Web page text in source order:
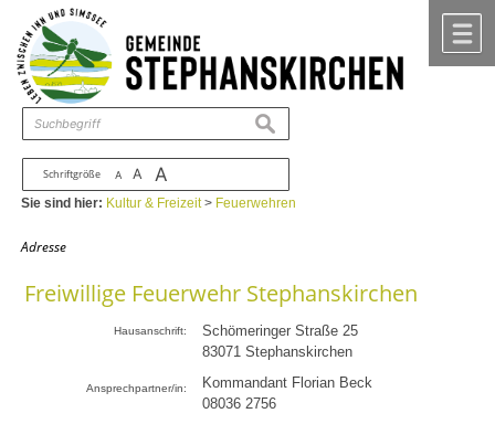
Zum Inhalt ,zur Navigation
Schriftgröße A A A
suchen
Sie sind hier: Kultur & Freizeit> Feuerwehren
Adresse
Freiwillige Feuerwehr Stephanskirchen
Hausanschrift:
Schömeringer Straße 25
83071 Stephanskirchen
Ansprechpartner/in:
Kommandant Florian Beck
08036 2756